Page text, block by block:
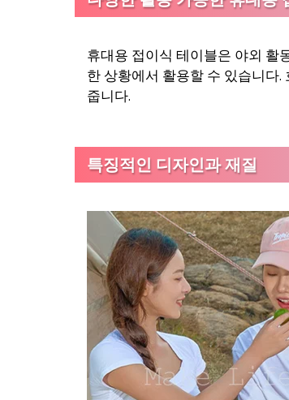
휴대용 접이식 테이블은 야외 활
한 상황에서 활용할 수 있습니다
줍니다.
특징적인 디자인과 재질